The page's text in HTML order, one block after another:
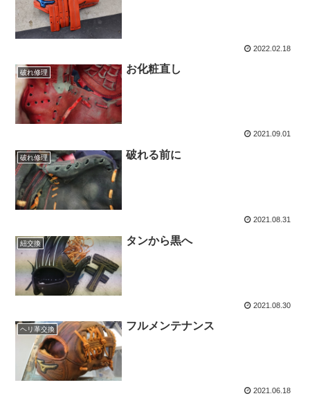
2022.02.18
破れ修理 お化粧直し
2021.09.01
破れ修理 破れる前に
2021.08.31
紐交換 タンから黒へ
2021.08.30
ヘリ革交換 フルメンテナンス
2021.06.18